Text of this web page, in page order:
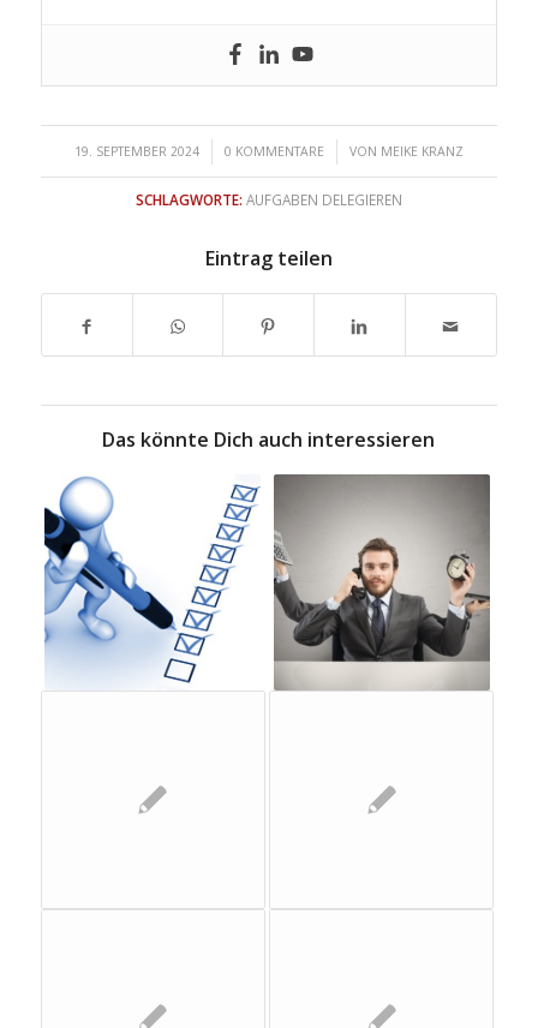
19. SEPTEMBER 2024
/ 0 KOMMENTARE
/ VON MEIKE KRANZ
SCHLAGWORTE: AUFGABEN DELEGIEREN
Eintrag teilen
Das könnte Dich auch interessieren